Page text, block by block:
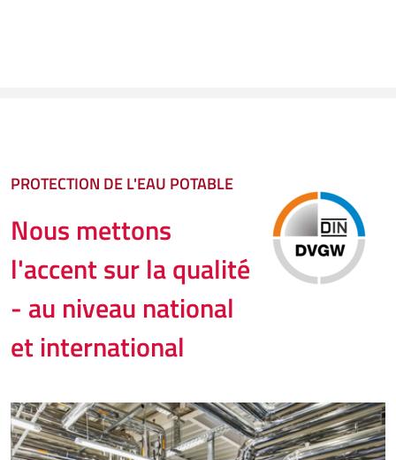
PROTECTION DE L'EAU POTABLE
Nous mettons
l'accent sur la qualité
- au niveau national
et international